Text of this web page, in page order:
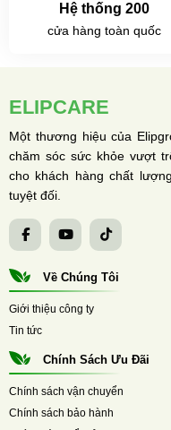
Hệ thống 200
cửa hàng toàn quốc
ELIPCARE
Một thương hiệu của
chăm sóc sức khỏe vượt
cho khách hàng chất
tuyệt đối.
Về Chúng Tôi
Giới thiệu công ty
Tin tức
Chính Sách Ưu Đãi
Chính sách vận chuyển
Chính sách bảo hành